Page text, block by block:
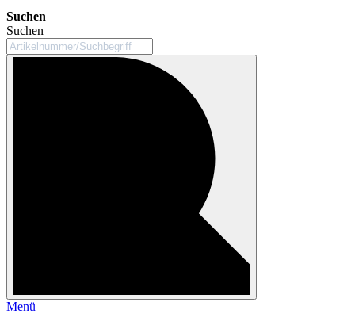
Suchen
Suchen
Menü